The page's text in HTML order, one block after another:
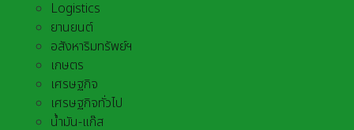
Logistics
ยานยนต์
อสังหาริมทรัพย์ฯ
เกษตร
เศรษฐกิจ
เศรษฐกิจทั่วไป
น้ำมัน-แก๊ส